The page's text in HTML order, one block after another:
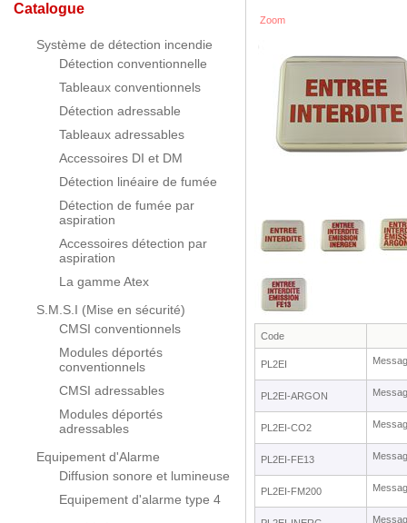
Catalogue
Système de détection incendie
Détection conventionnelle
Tableaux conventionnels
Détection adressable
Tableaux adressables
Accessoires DI et DM
Détection linéaire de fumée
Détection de fumée par
aspiration
Accessoires détection par
aspiration
La gamme Atex
S.M.S.I (Mise en sécurité)
CMSI conventionnels
Modules déportés
conventionnels
CMSI adressables
Modules déportés
adressables
Equipement d'Alarme
Diffusion sonore et lumineuse
Equipement d'alarme type 4
Zoom
Code
PL2EI
PL2EI-ARGON
PL2EI-CO2
PL2EI-FE13
PL2EI-FM200